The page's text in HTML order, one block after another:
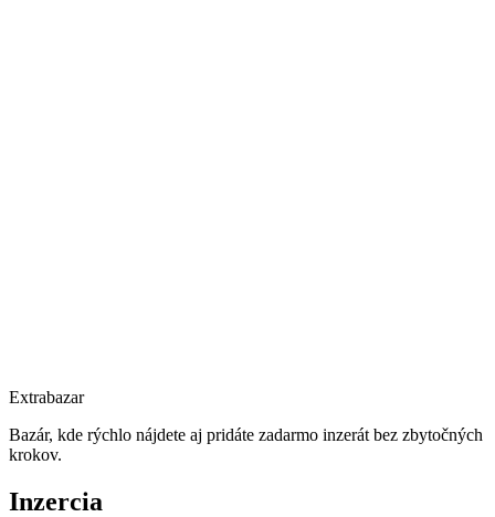
Extrabazar
Bazár, kde rýchlo nájdete aj pridáte zadarmo inzerát bez zbytočných
krokov.
Inzercia